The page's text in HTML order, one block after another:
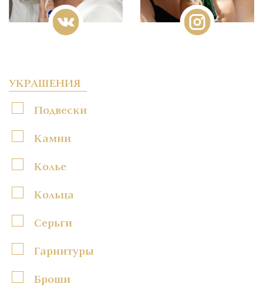
УКРАШЕНИЯ
Подвески
Камни
Колье
Кольца
Серьги
Гарнитуры
Броши